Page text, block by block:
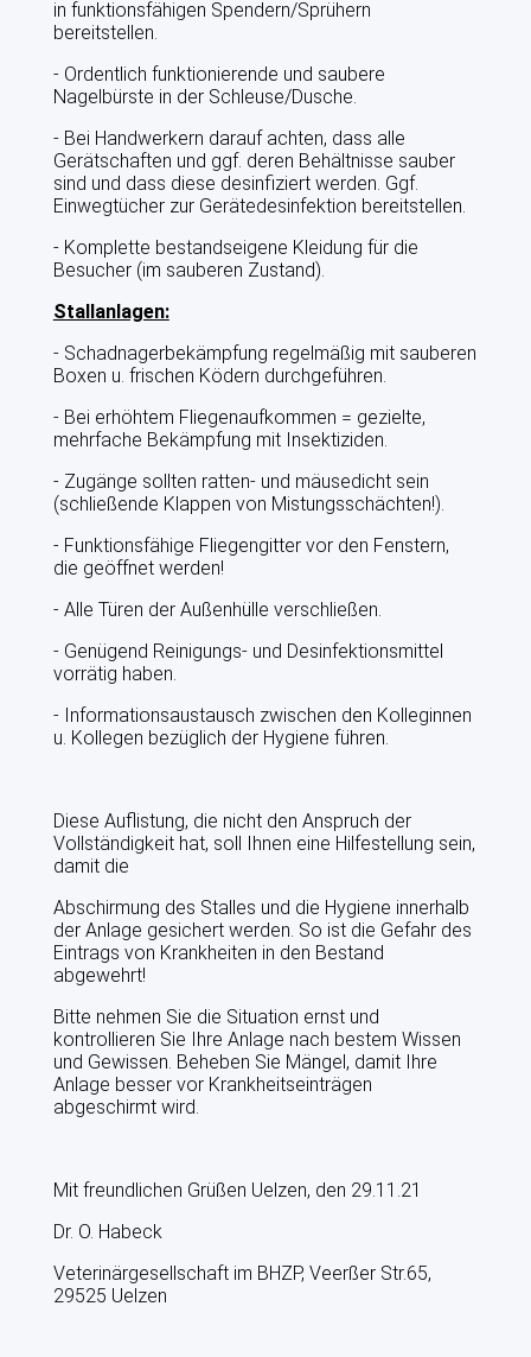
in funktionsfähigen Spendern/Sprühern
bereitstellen.
- Ordentlich funktionierende und saubere
Nagelbürste in der Schleuse/Dusche.
- Bei Handwerkern darauf achten, dass alle
Gerätschaften und ggf. deren Behältnisse sauber
sind und dass diese desinfiziert werden. Ggf.
Einwegtücher zur Gerätedesinfektion bereitstellen.
- Komplette bestandseigene Kleidung für die
Besucher (im sauberen Zustand).
Stallanlagen:
- Schadnagerbekämpfung regelmäßig mit sauberen
Boxen u. frischen Ködern durchgeführen.
- Bei erhöhtem Fliegenaufkommen = gezielte,
mehrfache Bekämpfung mit Insektiziden.
- Zugänge sollten ratten- und mäusedicht sein
(schließende Klappen von Mistungsschächten!).
- Funktionsfähige Fliegengitter vor den Fenstern,
die geöffnet werden!
- Alle Türen der Außenhülle verschließen.
- Genügend Reinigungs- und Desinfektionsmittel
vorrätig haben.
- Informationsaustausch zwischen den Kolleginnen
u. Kollegen bezüglich der Hygiene führen.
Diese Auflistung, die nicht den Anspruch der
Vollständigkeit hat, soll Ihnen eine Hilfestellung sein,
damit die
Abschirmung des Stalles und die Hygiene innerhalb
der Anlage gesichert werden. So ist die Gefahr des
Eintrags von Krankheiten in den Bestand
abgewehrt!
Bitte nehmen Sie die Situation ernst und
kontrollieren Sie Ihre Anlage nach bestem Wissen
und Gewissen. Beheben Sie Mängel, damit Ihre
Anlage besser vor Krankheitseinträgen
abgeschirmt wird.
Mit freundlichen Grüßen Uelzen, den 29.11.21
Dr. O. Habeck
Veterinärgesellschaft im BHZP, Veerßer Str.65,
29525 Uelzen